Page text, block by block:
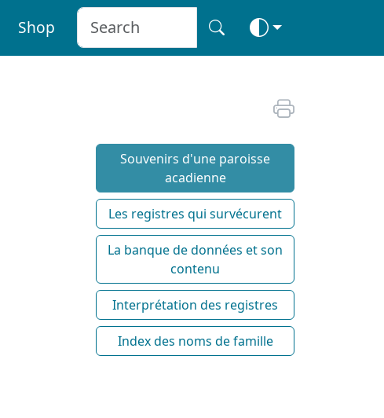
Shop
Souvenirs d'une paroisse
acadienne
Les registres qui survécurent
La banque de données et son
contenu
Interprétation des registres
Index des noms de famille